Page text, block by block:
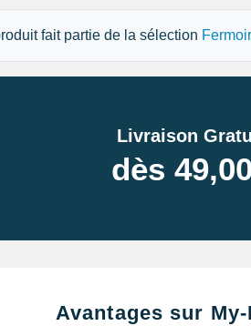
têtes
pas cher
fait partie de la sélection
Livraison
dès
Avantages sur